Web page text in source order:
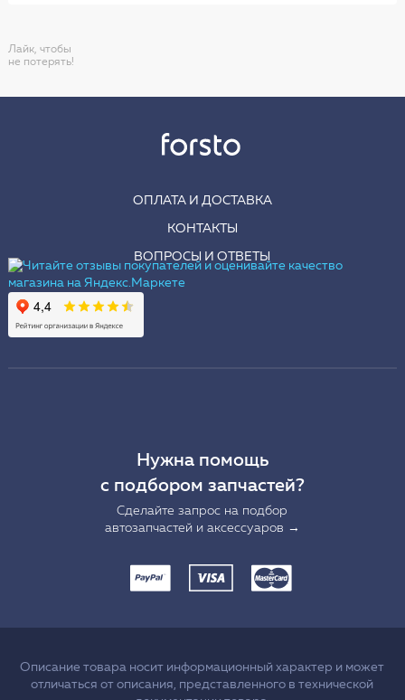
Лайк, чтобы
не потерять!
ОПЛАТА И ДОСТАВКА
КОНТАКТЫ
ВОПРОСЫ И ОТВЕТЫ
Нужна помощь
с подбором запчастей?
Сделайте запрос на подбор
автозапчастей и аксессуаров →
Описание товара носит информационный характер и может
отличаться от описания, представленного в технической